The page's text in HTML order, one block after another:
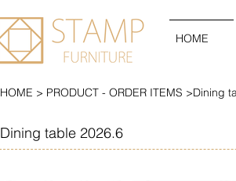
HOME
HOME > PRODUCT - ORDER ITEMS >Dining
Dining table 2026.6